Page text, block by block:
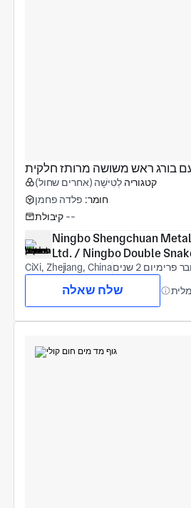
בורג ראש משושה מרותז חלקית
קטגוריה לְטִישָׁה (אחרים שחול)
חומר: פלדה פחמן
קיבולת --
Ningbo Shengchuan
Ltd. / Ningbo Double
CiXi, Zhejiang, China פרימיום 2 שנים
שלח שאלה